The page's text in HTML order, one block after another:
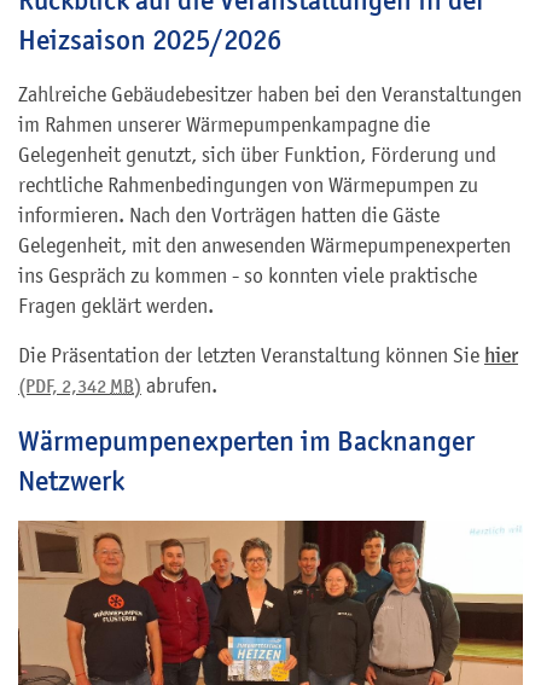
Heizsaison 2025/2026
Zahlreiche Gebäudebesitzer haben bei den Veranstaltungen
im Rahmen unserer Wärmepumpenkampagne die
Gelegenheit genutzt, sich über Funktion, Förderung und
rechtliche Rahmenbedingungen von Wärmepumpen zu
informieren. Nach den Vorträgen hatten die Gäste
Gelegenheit, mit den anwesenden Wärmepumpenexperten
ins Gespräch zu kommen - so konnten viele praktische
Fragen geklärt werden.
Die Präsentation der letzten Veranstaltung können Sie hier
(PDF, 2,342MB) abrufen.
Wärmepumpenexperten im Backnanger
Netzwerk